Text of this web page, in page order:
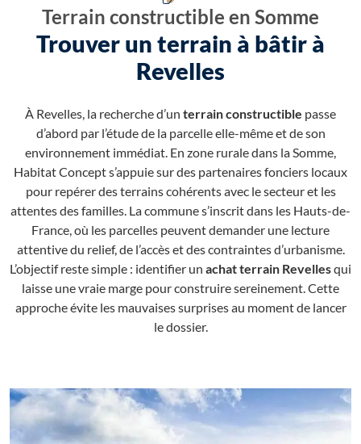
Terrain constructible en Somme
Trouver un terrain à bâtir à
Revelles
À Revelles, la recherche d’un terrain constructible passe
d’abord par l’étude de la parcelle elle-même et de son
environnement immédiat. En zone rurale dans la Somme,
Habitat Concept s’appuie sur des partenaires fonciers locaux
pour repérer des terrains cohérents avec le secteur et les
attentes des familles. La commune s’inscrit dans les Hauts-de-
France, où les parcelles peuvent demander une lecture
attentive du relief, de l’accès et des contraintes d’urbanisme.
L’objectif reste simple : identifier un achat terrain Revellesqui
laisse une vraie marge pour construire sereinement. Cette
approche évite les mauvaises surprises au moment de lancer
le dossier.